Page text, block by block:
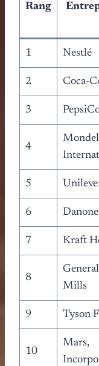
Rang
1 Nestlé
2 Coca-
3
4
5
6 Danone
7 Kraft
8
General
Mills
9 Tyson
10
Mars,